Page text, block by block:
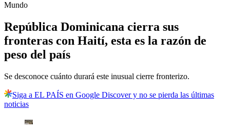
Mundo
República Dominicana cierra sus
fronteras con Haití, esta es la razón de
peso del país
Se desconoce cuánto durará este inusual cierre fronterizo.
Siga a EL PAÍS en Google Discover y no se pierda las últimas
noticias